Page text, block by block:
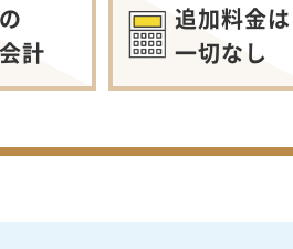
計
追加料金は
一切なし